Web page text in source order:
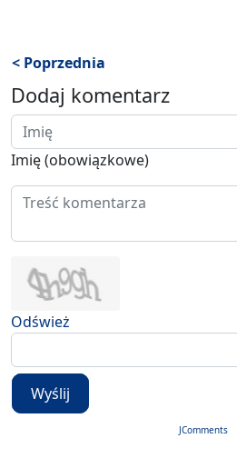
< Poprzednia
Dodaj komentarz
Imię (obowiązkowe)
Odśwież
Wyślij
JComments